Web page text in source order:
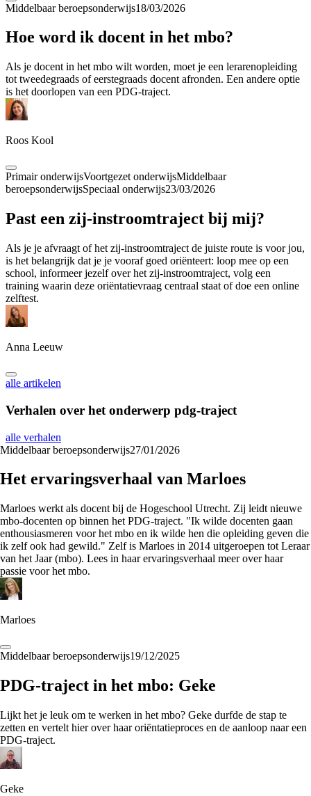
Middelbaar beroepsonderwijs18/03/2026
Hoe word ik docent in het mbo?
Als je docent in het mbo wilt worden, moet je een lerarenopleiding
tot tweedegraads of eerstegraads docent afronden. Een andere optie
is het doorlopen van een PDG-traject.
Roos Kool
Primair onderwijsVoortgezet onderwijsMiddelbaar
beroepsonderwijsSpeciaal onderwijs23/03/2026
Past een zij-instroomtraject bij mij?
Als je je afvraagt of het zij-instroomtraject de juiste route is voor jou,
is het belangrijk dat je je vooraf goed oriënteert: loop mee op een
school, informeer jezelf over het zij-instroomtraject, volg een
training waarin deze oriëntatievraag centraal staat of doe een online
zelftest.
Anna Leeuw
alle artikelen
Verhalen over het onderwerp pdg-traject
alle verhalen
Middelbaar beroepsonderwijs27/01/2026
Het ervaringsverhaal van Marloes
Marloes werkt als docent bij de Hogeschool Utrecht. Zij leidt nieuwe
mbo-docenten op binnen het PDG-traject. "Ik wilde docenten gaan
enthousiasmeren voor het mbo en ik wilde hen die opleiding geven die
ik zelf ook had gewild." Zelf is Marloes in 2014 uitgeroepen tot Leraar
van het Jaar (mbo). Lees in haar ervaringsverhaal meer over haar
passie voor het mbo.
Marloes
Middelbaar beroepsonderwijs19/12/2025
PDG-traject in het mbo: Geke
Lijkt het je leuk om te werken in het mbo? Geke durfde de stap te
zetten en vertelt hier over haar oriëntatieproces en de aanloop naar een
PDG-traject.
Geke